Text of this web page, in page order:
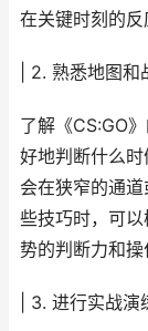
在关键时刻的反
| 2. 熟悉地图和
了解《CS:GO
好地判断什么
会在狭窄的通
些技巧时，可
势的判断力和操
| 3. 进行实战演